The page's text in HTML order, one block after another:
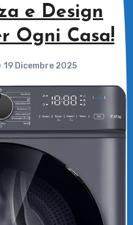
e Design
Ogni Casa!
19 Dicembre 2025